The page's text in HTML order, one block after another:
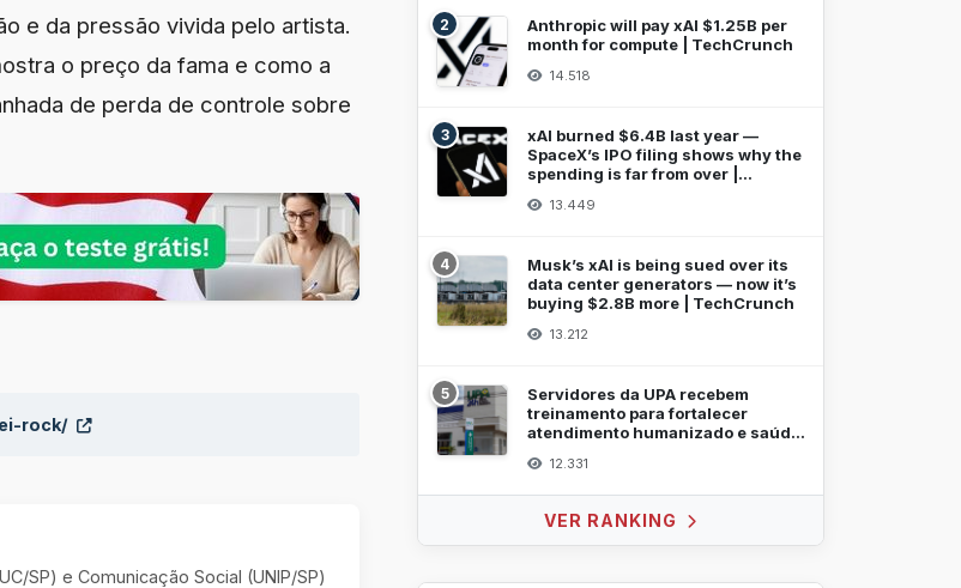
e da pressão vivida pelo artista.
o preço da fama e como a
de perda de controle sobre
rock/
SP) e Comunicação Social (UNIP/SP)
2
Anthropic will pay xAI $1.25B per
month for compute | TechCrunch
14.518
3
xAI burned $6.4B last year —
SpaceX’s IPO filing shows why the
spending is far from over |
13.449
4
Musk’s xAI is being sued over its
data center generators — now it’s
buying $2.8B more | TechCrunch
13.212
5
Servidores da UPA recebem
treinamento para fortalecer
atendimento humanizado e saúde
12.331
VER RANKING